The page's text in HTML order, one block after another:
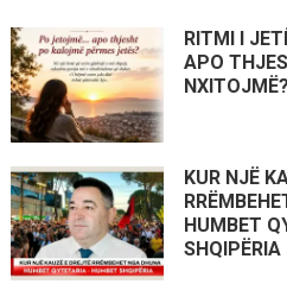
RITMI I
APO
NXITOJMË?
KUR NJË
HUMBET
SHQIPËRIA